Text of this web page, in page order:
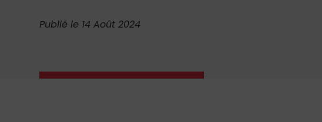
Publié le 14 Août 2024